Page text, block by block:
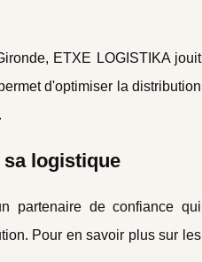
ETXE LOGISTIKA jouit
d'optimiser la distribution
sa logistique
partenaire de confiance qui
Pour en savoir plus sur les